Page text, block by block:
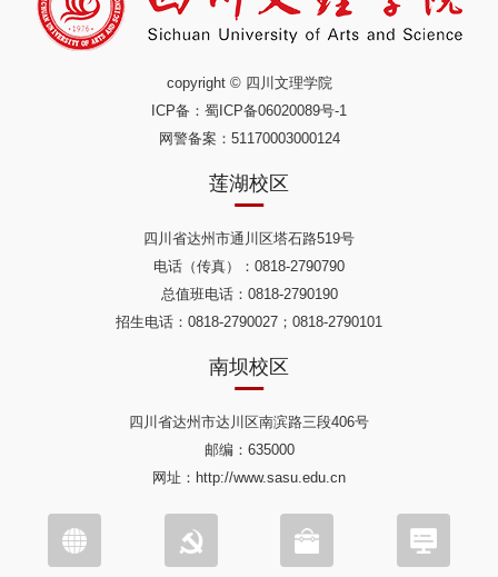
copyright © 四川文理学院
ICP备： 蜀ICP备06020089号-1
网警备案：51170003000124
莲湖校区
四川省达州市通川区塔石路519号
电话（传真）：0818-2790790
总值班电话：0818-2790190
招生电话：0818-2790027；0818-2790101
南坝校区
四川省达州市达川区南滨路三段406号
邮编：635000
网址：http://www.sasu.edu.cn